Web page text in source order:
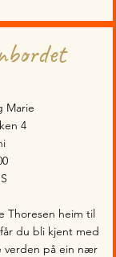
Marie
4
Thoresen heim til
du bli kjent med
verden på ein nær